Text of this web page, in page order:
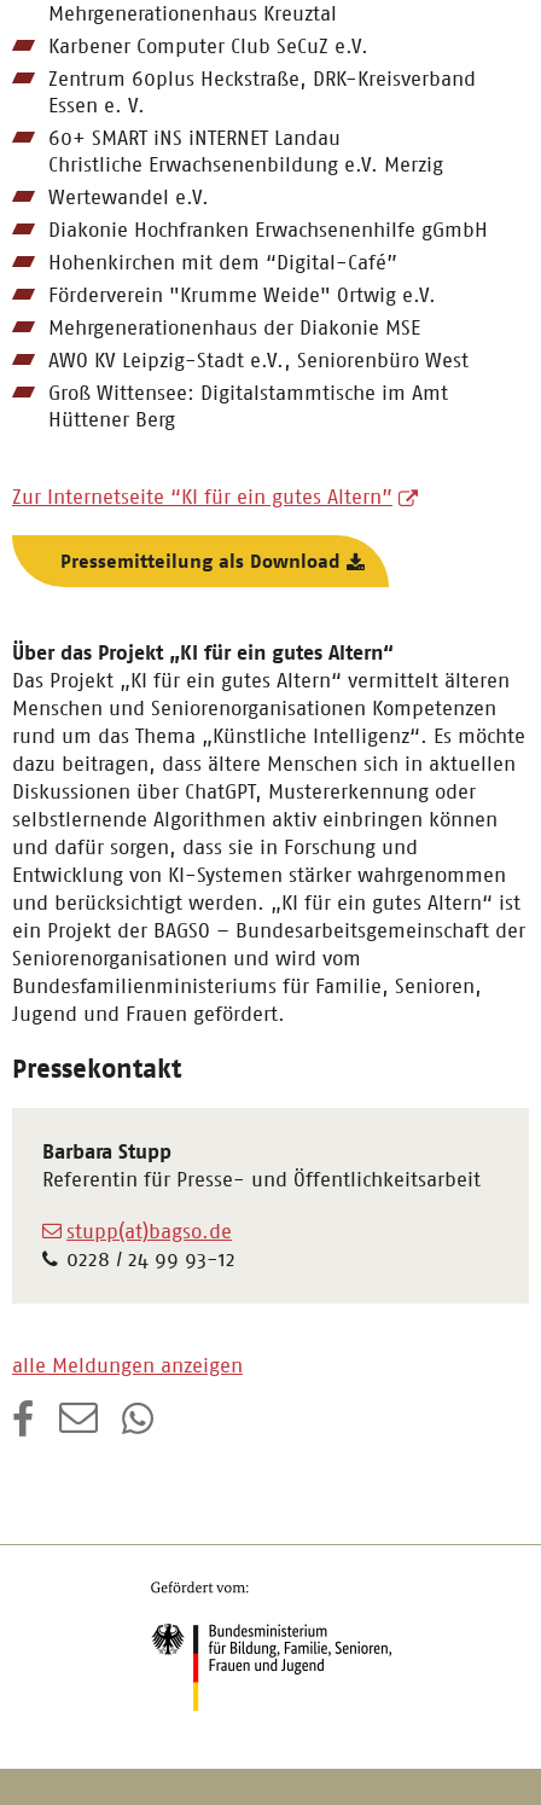
Mehrgenerationenhaus Kreuztal
Karbener Computer Club SeCuZ e.V.
Zentrum 60plus Heckstraße, DRK-Kreisverband
Essen e. V.
60+ SMART iNS iNTERNET Landau
Christliche Erwachsenenbildung e.V. Merzig
Wertewandel e.V.
Diakonie Hochfranken Erwachsenenhilfe gGmbH
Hohenkirchen mit dem “Digital-Café”
Förderverein "Krumme Weide" Ortwig e.V.
Mehrgenerationenhaus der Diakonie MSE
AWO KV Leipzig-Stadt e.V., Seniorenbüro West
Groß Wittensee: Digitalstammtische im Amt
Hüttener Berg
Zur Internetseite “KI für ein gutes Altern”
Pressemitteilung als Download
Über das Projekt „KI für ein gutes Altern“
Das Projekt „KI für ein gutes Altern“ vermittelt älteren
Menschen und Seniorenorganisationen Kompetenzen
rund um das Thema „Künstliche Intelligenz“. Es möchte
dazu beitragen, dass ältere Menschen sich in aktuellen
Diskussionen über ChatGPT, Mustererkennung oder
selbstlernende Algorithmen aktiv einbringen können
und dafür sorgen, dass sie in Forschung und
Entwicklung von KI-Systemen stärker wahrgenommen
und berücksichtigt werden. „KI für ein gutes Altern“ ist
ein Projekt der BAGSO – Bundesarbeitsgemeinschaft der
Seniorenorganisationen und wird vom
Bundesfamilienministeriums für Familie, Senioren,
Jugend und Frauen gefördert.
Pressekontakt
Barbara Stupp
Referentin für Presse- und Öffentlichkeitsarbeit
stupp(at)bagso.de
0228 / 24 99 93-12
alle Meldungen anzeigen